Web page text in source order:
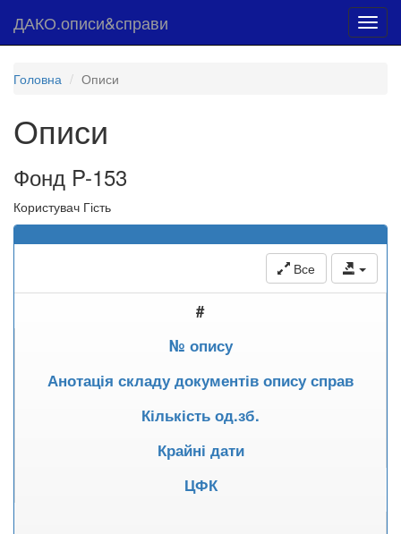
ДАКО.описи&справи
Головна Описи
Описи
Фонд P-153
Користувач Гість
Все
#
№ опису
Анотація складу документів опису справ
Кількість од.зб.
Крайні дати
ЦФК